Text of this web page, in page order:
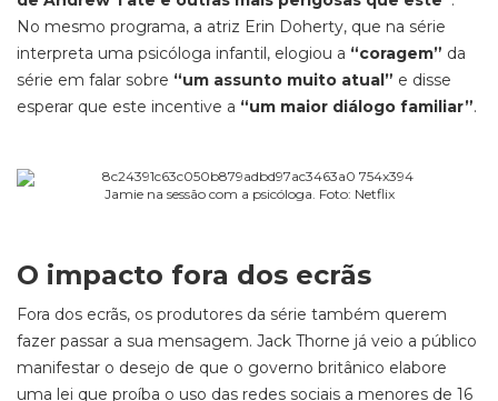
No mesmo programa, a atriz Erin Doherty, que na série
interpreta uma psicóloga infantil, elogiou a “coragem” da
série em falar sobre “um assunto muito atual” e disse
esperar que este incentive a “um maior diálogo familiar”.
Jamie na sessão com a psicóloga. Foto: Netflix
O impacto fora dos ecrãs
Fora dos ecrãs, os produtores da série também querem
fazer passar a sua mensagem. Jack Thorne já veio a público
manifestar o desejo de que o governo britânico elabore
uma lei que proíba o uso das redes sociais a menores de 16